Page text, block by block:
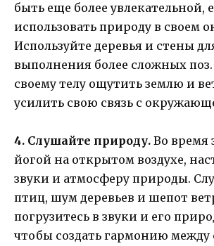
быть еще более увлекательной,
использовать природу в своем
Используйте деревья и стены
выполнения более сложных поз.
своему телу ощутить землю и
усилить свою связь с
4. Слушайте природу. Во время
йогой на открытом воздухе,
звуки и атмосферу природы.
птиц, шум деревьев и шепот
погрузитесь в звуки и его
чтобы создать гармонию между